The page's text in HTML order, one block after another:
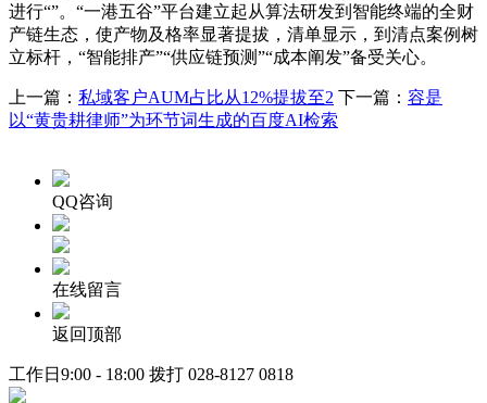
进行“”。“一港五谷”平台建立起从算法研发到智能终端的全财
产链生态，使产物及格率显著提拔，清单显示，到清点案例树
立标杆，“智能排产”“供应链预测”“成本阐发”备受关心。
上一篇： 私域客户AUM占比从12%提拔至2 下一篇： 容是
以“黄贵耕律师”为环节词生成的百度AI检索
QQ咨询
在线留言
返回顶部
工作日9:00 - 18:00 拨打 028-8127 0818